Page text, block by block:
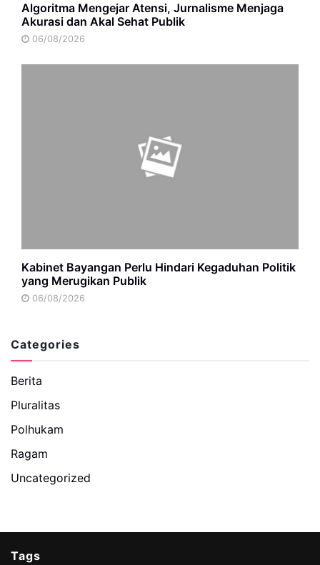
Algoritma Mengejar Atensi, Jurnalisme Menjaga
Akurasi dan Akal Sehat Publik
06/08/2026
Kabinet Bayangan Perlu Hindari Kegaduhan Politik
yang Merugikan Publik
06/08/2026
Categories
Berita
Pluralitas
Polhukam
Ragam
Uncategorized
Tags